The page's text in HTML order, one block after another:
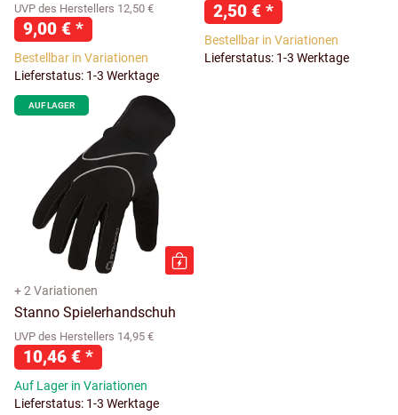
UVP des Herstellers 12,50 €
9,00 € *
Bestellbar in Variationen
Lieferstatus: 1-3 Werktage
2,50 € *
Bestellbar in Variationen
Lieferstatus: 1-3 Werktage
AUF LAGER
+ 2 Variationen
Stanno Spielerhandschuh
UVP des Herstellers 14,95 €
10,46 € *
Auf Lager in Variationen
Lieferstatus: 1-3 Werktage